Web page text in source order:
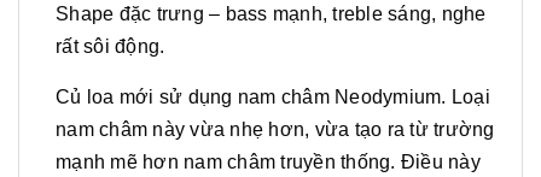
Shape đặc trưng – bass mạnh, treble sáng, nghe
rất sôi động.
Củ loa mới sử dụng nam châm Neodymium. Loại
nam châm này vừa nhẹ hơn, vừa tạo ra từ trường
mạnh mẽ hơn nam châm truyền thống. Điều này